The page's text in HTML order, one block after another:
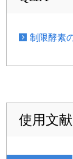
制限酵素
使用文献